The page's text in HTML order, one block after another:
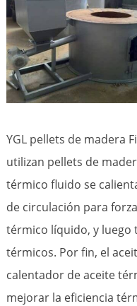
YGL pellets de madera
utilizan pellets de
térmico fluido se
de circulación para
térmico líquido, y luego
térmicos. Por fin, el
calentador de aceite
mejorar la eficiencia